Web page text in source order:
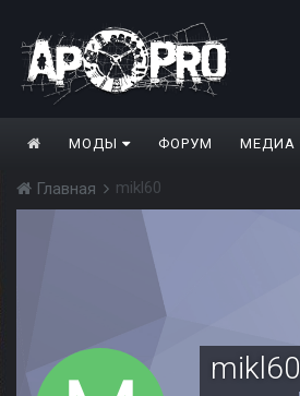
МОДЫ ФОРУМ МЕДИА
Главная mikl60
mikl60